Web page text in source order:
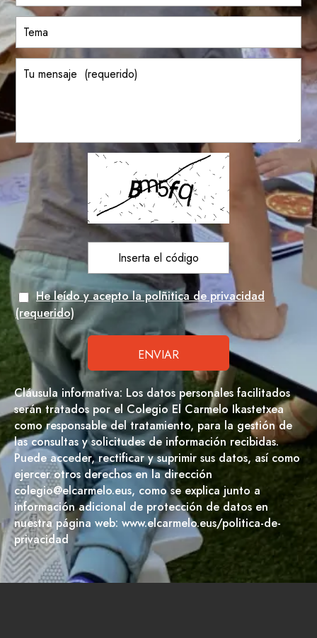
He leído y acepto la polñitica de privacidad
(requerido)
Cláusula informativa: Los datos personales facilitados
serán tratados por el Colegio El Carmelo Ikastetxea
como responsable del tratamiento, para la gestión de
las consultas y solicitudes de información recibidas.
Puede acceder, rectificar y suprimir sus datos, así como
ejercer otros derechos en la dirección
colegio@elcarmelo.eus, como se explica junto a
información adicional de protección de datos en
nuestra página web: www.elcarmelo.eus/politica-de-
privacidad